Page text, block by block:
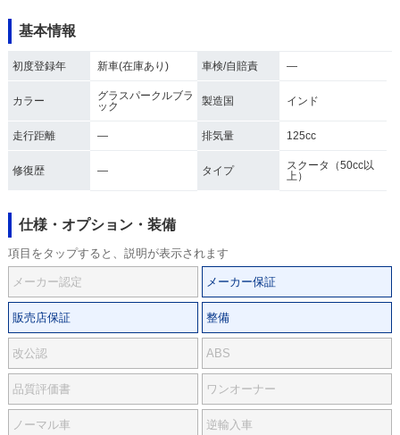
基本情報
初度登録年 新車(在庫あり) 車検/自賠責 ―
カラー
グラスパークルブラ
ック
製造国 インド
走行距離 ― 排気量 125cc
修復歴 ― タイプ
スクータ（50cc以
上）
仕様・オプション・装備
項目をタップすると、説明が表示されます
メーカー認定 メーカー保証
販売店保証 整備
改公認 ABS
品質評価書 ワンオーナー
ノーマル車 逆輸入車